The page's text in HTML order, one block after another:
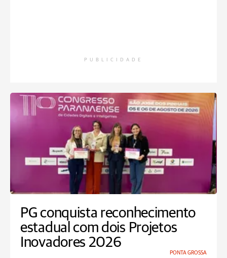
PUBLICIDADE
PG conquista reconhecimento
estadual com dois Projetos
Inovadores 2026
PONTA GROSSA